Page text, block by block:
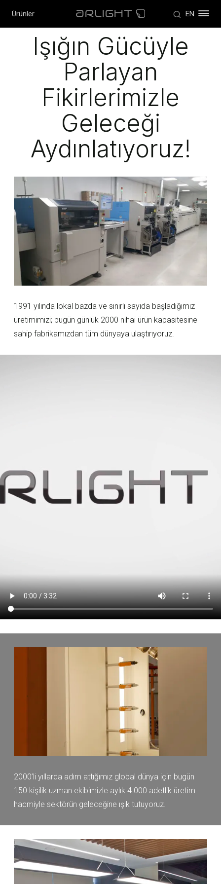
Ürünler EN
Işığın Gücüyle
Parlayan
Fikirlerimizle
Geleceği
Aydınlatıyoruz!
1991 yılında lokal bazda ve sınırlı sayıda başladığımız
üretimimizi; bugün günlük 2000 nihai ürün kapasitesine
sahip fabrikamızdan tüm dünyaya ulaştırıyoruz.
2000’li yıllarda adım attığımız global dünya için bugün
150 kişilik uzman ekibimizle aylık 4.000 adetlik üretim
hacmiyle sektörün geleceğine ışık tutuyoruz.